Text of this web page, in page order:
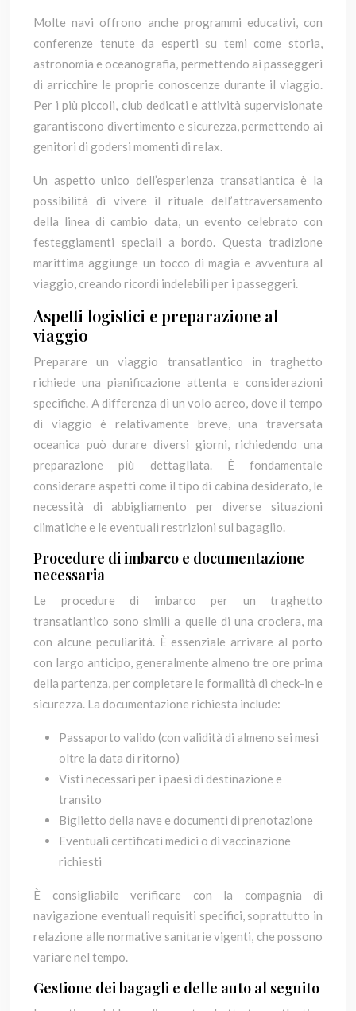
Molte navi offrono anche programmi educativi, con
conferenze tenute da esperti su temi come storia,
astronomia e oceanografia, permettendo ai passeggeri
di arricchire le proprie conoscenze durante il viaggio.
Per i più piccoli, club dedicati e attività supervisionate
garantiscono divertimento e sicurezza, permettendo ai
genitori di godersi momenti di relax.
Un aspetto unico dell’esperienza transatlantica è la
possibilità di vivere il rituale dell’attraversamento
della linea di cambio data, un evento celebrato con
festeggiamenti speciali a bordo. Questa tradizione
marittima aggiunge un tocco di magia e avventura al
viaggio, creando ricordi indelebili per i passeggeri.
Aspetti logistici e preparazione al
viaggio
Preparare un viaggio transatlantico in traghetto
richiede una pianificazione attenta e considerazioni
specifiche. A differenza di un volo aereo, dove il tempo
di viaggio è relativamente breve, una traversata
oceanica può durare diversi giorni, richiedendo una
preparazione più dettagliata. È fondamentale
considerare aspetti come il tipo di cabina desiderato, le
necessità di abbigliamento per diverse situazioni
climatiche e le eventuali restrizioni sul bagaglio.
Procedure di imbarco e documentazione
necessaria
Le procedure di imbarco per un traghetto
transatlantico sono simili a quelle di una crociera, ma
con alcune peculiarità. È essenziale arrivare al porto
con largo anticipo, generalmente almeno tre ore prima
della partenza, per completare le formalità di check-in e
sicurezza. La documentazione richiesta include:
Passaporto valido (con validità di almeno sei mesi
oltre la data di ritorno)
Visti necessari per i paesi di destinazione e
transito
Biglietto della nave e documenti di prenotazione
Eventuali certificati medici o di vaccinazione
richiesti
È consigliabile verificare con la compagnia di
navigazione eventuali requisiti specifici, soprattutto in
relazione alle normative sanitarie vigenti, che possono
variare nel tempo.
Gestione dei bagagli e delle auto al seguito